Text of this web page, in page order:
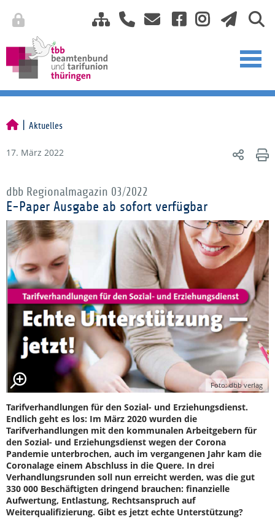
Aktuelles
17. März 2022
dbb Regionalmagazin 03/2022
E-Paper Ausgabe ab sofort verfügbar
Foto: dbb verlag
Tarifverhandlungen für den Sozial- und Erziehungsdienst.
Endlich geht es los: Im März 2020 wurden die
Tarifverhandlungen mit den kommunalen Arbeitgebern für
den Sozial- und Erziehungsdienst wegen der Corona
Pandemie unterbrochen, auch im vergangenen Jahr kam die
Coronalage einem Abschluss in die Quere. In drei
Verhandlungsrunden soll nun erreicht werden, was die gut
330 000 Beschäftigten dringend brauchen: finanzielle
Aufwertung, Entlastung, Rechtsanspruch auf
Weiterqualifizierung. Gibt es jetzt echte Unterstützung?